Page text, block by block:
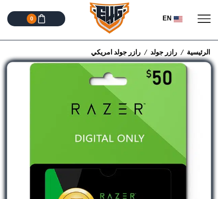
EN
0
الرئيسية / رازر جولد / رازر جولد امريكي